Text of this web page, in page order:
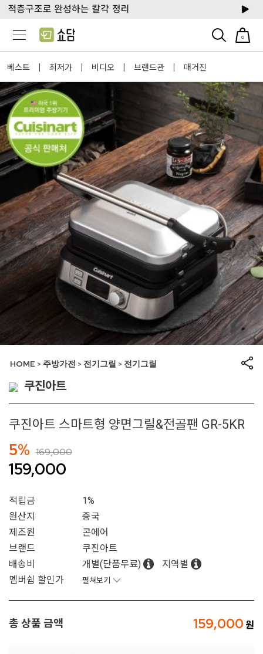
0
베스트 | 최저가 | 비디오 | 브랜드관 | 매거진
HOME > 주방가전 > 전기그릴 > 전기그릴
쿠진아트
쿠진아트 스마트형 양면그릴&전골팬 GR-5KR
5% 169,000
159,000
적립금
1%
원산지
중국
제조원
콘에어
브랜드
쿠진아트
배송비
개별(단품무료)
지역별
멤버쉽 할인가
펼쳐보기
총 상품 금액 159,000